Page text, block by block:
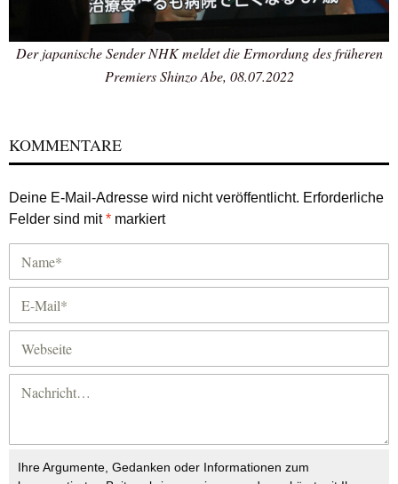
Der japanische Sender NHK meldet die Ermordung des früheren
Premiers Shinzo Abe, 08.07.2022
KOMMENTARE
Deine E-Mail-Adresse wird nicht veröffentlicht. Erforderliche
Felder sind mit* markiert
Ihre Argumente, Gedanken oder Informationen zum